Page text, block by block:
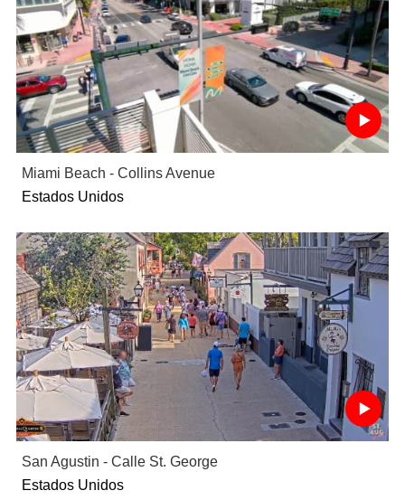
Miami Beach - Collins Avenue
Estados Unidos
San Agustin - Calle St. George
Estados Unidos